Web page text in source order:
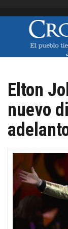
Elton
nuevo